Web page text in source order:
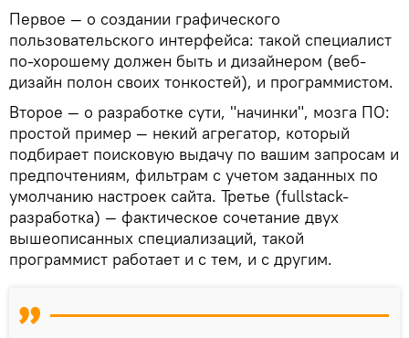
Первое — о создании графического
пользовательского интерфейса: такой специалист
по-хорошему должен быть и дизайнером (веб-
дизайн полон своих тонкостей), и программистом.
Второе — о разработке сути, "начинки", мозга ПО:
простой пример — некий агрегатор, который
подбирает поисковую выдачу по вашим запросам и
предпочтениям, фильтрам с учетом заданных по
умолчанию настроек сайта. Третье (fullstack-
разработка) — фактическое сочетание двух
вышеописанных специализаций, такой
программист работает и с тем, и с другим.